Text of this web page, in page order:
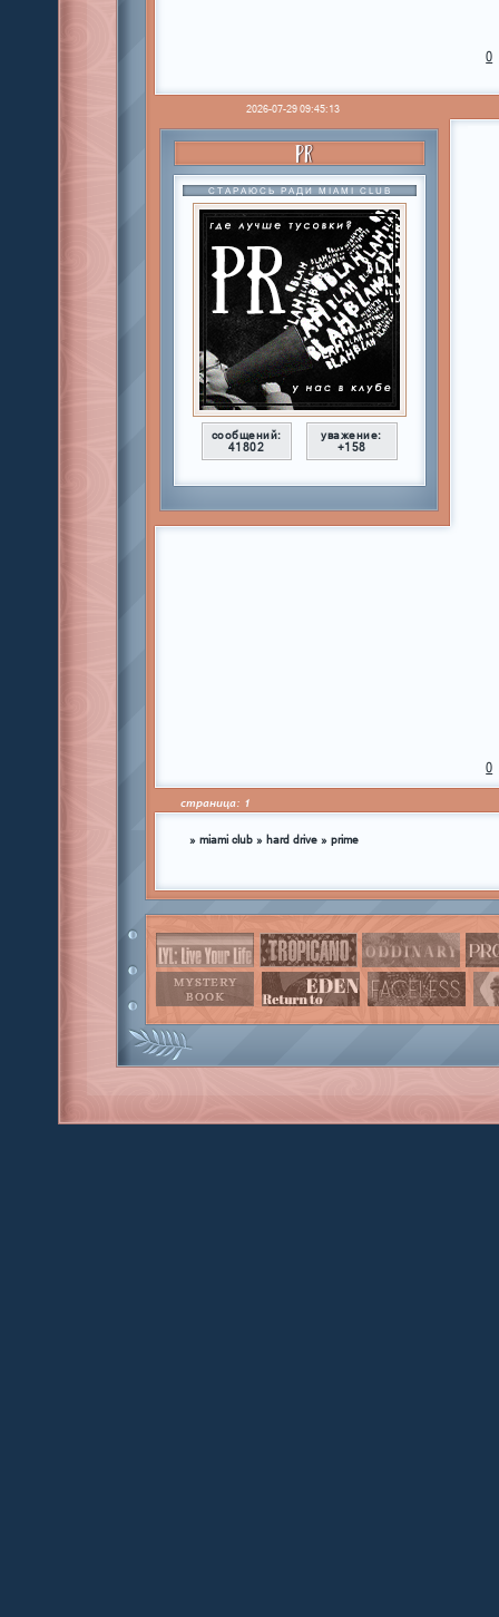
0
2026-07-29 09:45:13
PR
СТАРАЮСЬ РАДИ MIAMI CLUB
сообщений:
41802
уважение:
+158
0
страница: 1
» miami club » hard drive » prime